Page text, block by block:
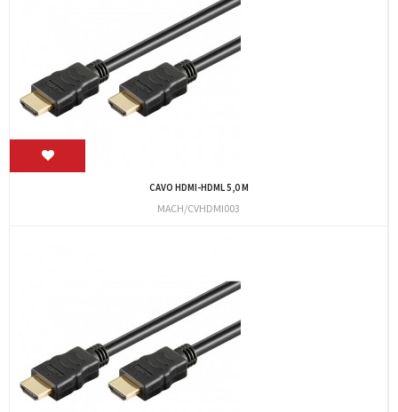
CAVO HDMI-HDML 5,0 M
MACH/CVHDMI003